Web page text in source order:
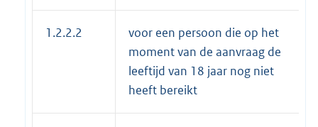
1.2.2.2
voor een persoon die op het
moment van de aanvraag de
leeftijd van 18 jaar nog niet
heeft bereikt